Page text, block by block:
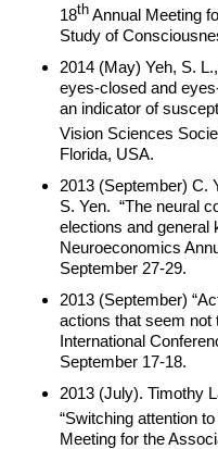
18thAnnual Meeting
Study of
2014 (May) Yeh, S.
eyes-closed and
an indicator of
Vision Sciences
Florida, USA.
2013 (September) C.
S. Yen. “The neural
elections and general
Neuroeconomics
September 27-29.
2013 (September)
actions that seem not
International
September 17-18.
2013 (July). Timothy
“Switching attention
Meeting for the